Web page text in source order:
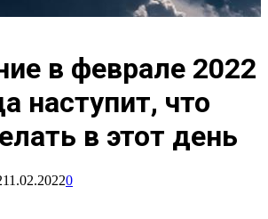
в феврале 2022
наступит, что
в этот день
11.02.20220